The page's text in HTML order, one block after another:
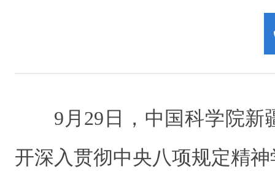
9月29日，中国科学院新
开深入贯彻中央八项规定精